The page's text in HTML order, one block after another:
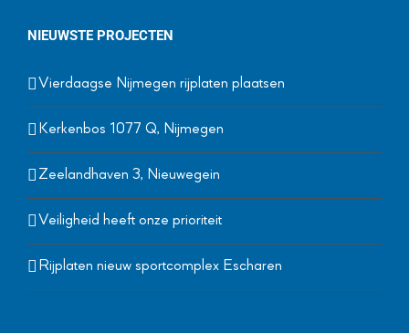
NIEUWSTE PROJECTEN
Vierdaagse Nijmegen rijplaten plaatsen
Kerkenbos 1077 Q, Nijmegen
Zeelandhaven 3, Nieuwegein
Veiligheid heeft onze prioriteit
Rijplaten nieuw sportcomplex Escharen